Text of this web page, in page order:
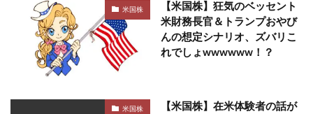
米国株
【米国株】狂気のベッセント
米財務長官＆トランプおやび
んの想定シナリオ、ズバリこ
れでしょwwwwww！？
米国株
【米国株】在米体験者の話が